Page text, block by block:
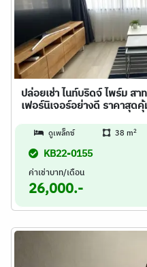
ปล่อยเช่า ไนท์บริดจ์ ไพร์ม ส
เฟอร์นิเจอร์อย่างดี ราคาสุด
ดูเพล็กซ์ 38 m2
KB22-0155
ค่าเช่าบาท/เดือน
26,000.-